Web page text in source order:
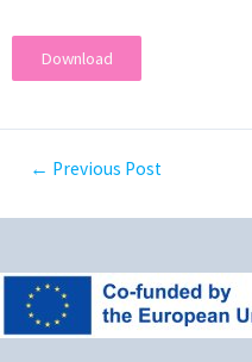
Download
← Previous Post